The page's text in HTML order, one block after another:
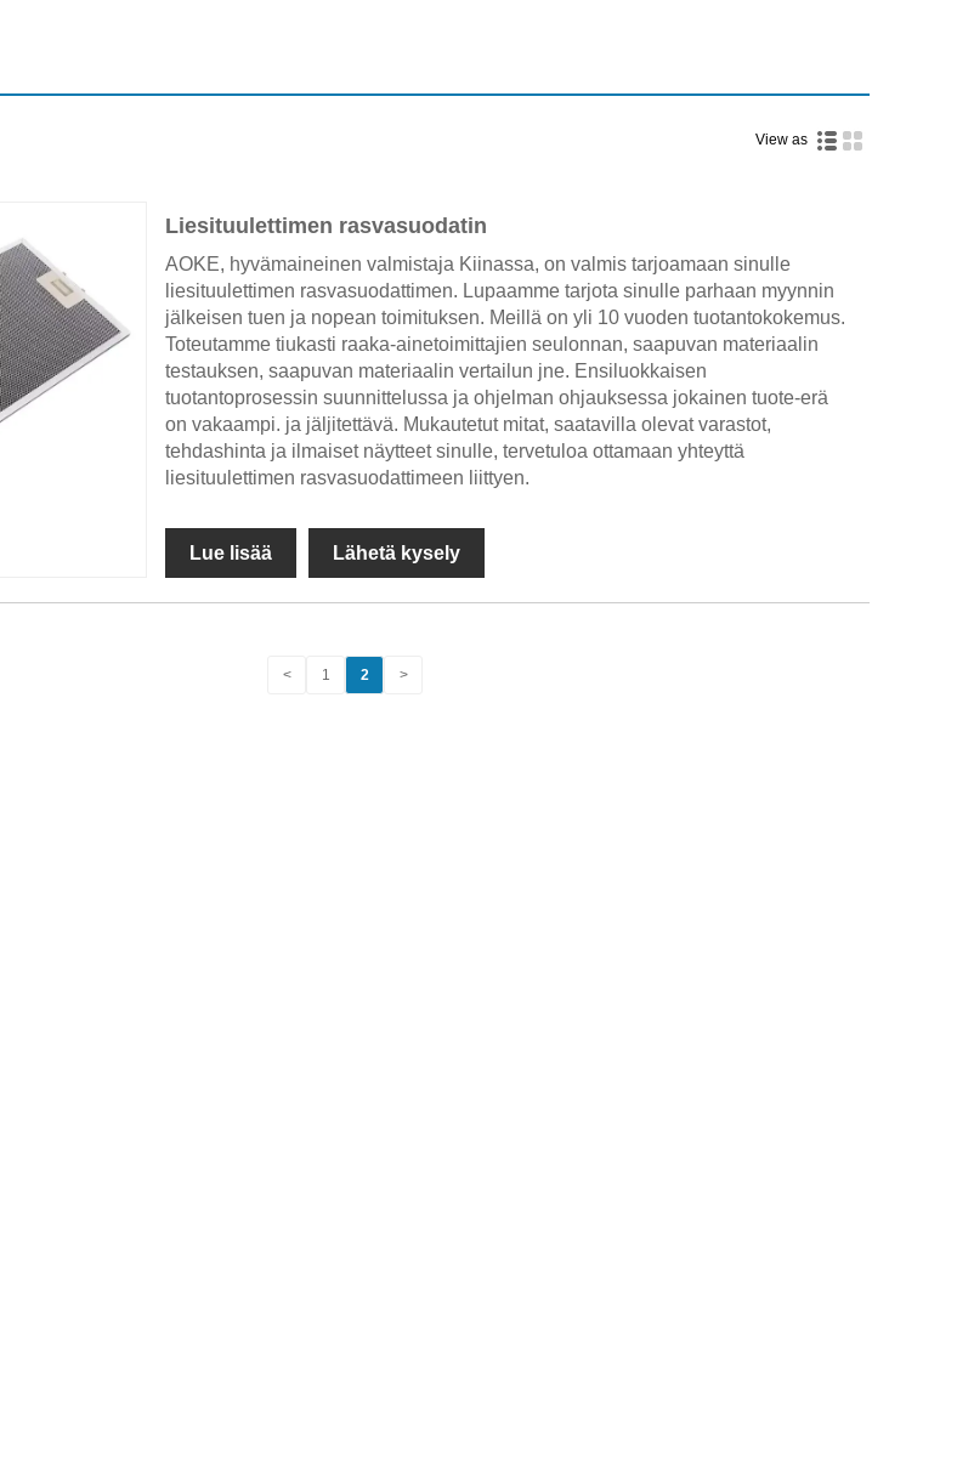
View as
Liesituulettimen rasvasuodatin
AOKE, hyvämaineinen valmistaja Kiinassa, on valmis tarjoamaan sinulle
liesituulettimen rasvasuodattimen. Lupaamme tarjota sinulle parhaan myynnin
jälkeisen tuen ja nopean toimituksen. Meillä on yli 10 vuoden tuotantokokemus.
Toteutamme tiukasti raaka-ainetoimittajien seulonnan, saapuvan materiaalin
testauksen, saapuvan materiaalin vertailun jne. Ensiluokkaisen
tuotantoprosessin suunnittelussa ja ohjelman ohjauksessa jokainen tuote-erä
on vakaampi. ja jäljitettävä. Mukautetut mitat, saatavilla olevat varastot,
tehdashinta ja ilmaiset näytteet sinulle, tervetuloa ottamaan yhteyttä
liesituulettimen rasvasuodattimeen liittyen.
Lue lisää Lähetä kysely
< 1 2 >